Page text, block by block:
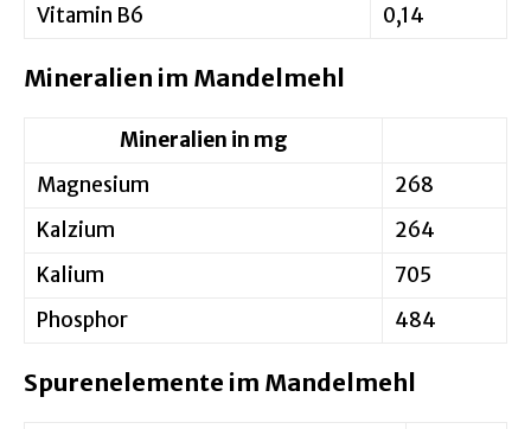
Vitamin B6 0,14
Mineralien im Mandelmehl
Mineralien in mg
Magnesium
268
Kalzium
264
Kalium
705
Phosphor
484
Spurenelemente im Mandelmehl